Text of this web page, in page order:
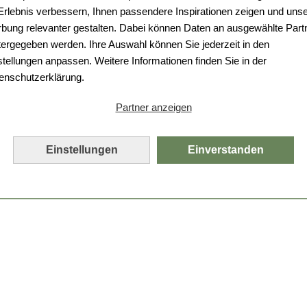
verbessern, Ihnen passendere Inspirationen zeigen und
relevanter gestalten. Dabei können Daten an ausgewählte
werden. Ihre Auswahl können Sie jederzeit in den
anpassen. Weitere Informationen finden Sie in der
Partner anzeigen
Einstellungen Einverstanden
Da ist etwas schiefgelaufen.
Leider ist ein technischer Fehler aufgetreten.
Bitte laden Sie die Seite neu.